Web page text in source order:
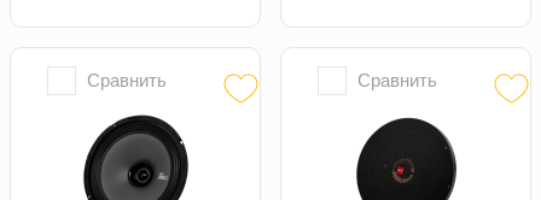
Сравнить Сравнить